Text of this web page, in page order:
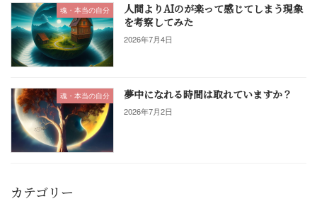
魂・本当の自分
人間よりAIのが楽って感じてしまう現象
を考察してみた
2026年7月4日
魂・本当の自分 夢中になれる時間は取れていますか？
2026年7月2日
カテゴリー